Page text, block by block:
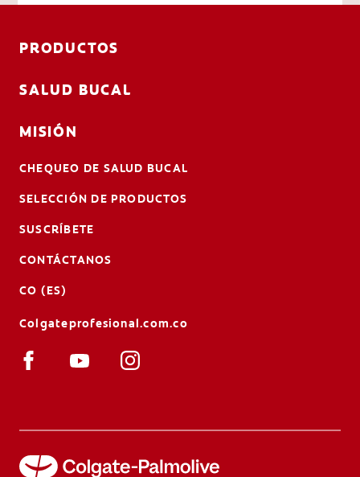
PRODUCTOS
SALUD BUCAL
MISIÓN
CHEQUEO DE SALUD BUCAL
SELECCIÓN DE PRODUCTOS
SUSCRÍBETE
CONTÁCTANOS
CO (ES)
Colgateprofesional.com.co